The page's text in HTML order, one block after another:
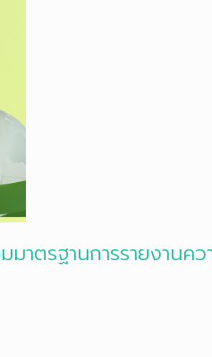
าตรฐานการรายงานค